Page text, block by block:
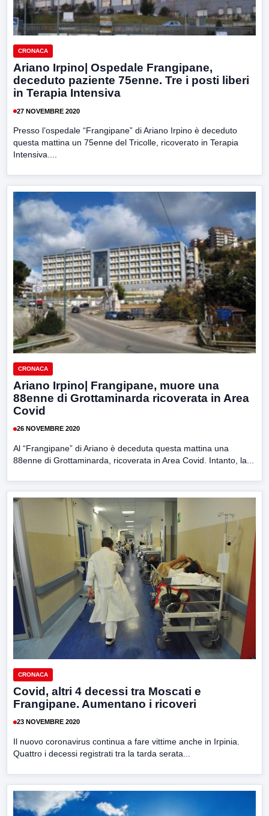
CRONACA
Ariano Irpino| Ospedale Frangipane,
deceduto paziente 75enne. Tre i posti liberi
in Terapia Intensiva
27 NOVEMBRE 2020
Presso l’ospedale “Frangipane” di Ariano Irpino è deceduto
questa mattina un 75enne del Tricolle, ricoverato in Terapia
Intensiva....
CRONACA
Ariano Irpino| Frangipane, muore una
88enne di Grottaminarda ricoverata in Area
Covid
26 NOVEMBRE 2020
Al “Frangipane” di Ariano è deceduta questa mattina una
88enne di Grottaminarda, ricoverata in Area Covid. Intanto, la...
CRONACA
Covid, altri 4 decessi tra Moscati e
Frangipane. Aumentano i ricoveri
23 NOVEMBRE 2020
Il nuovo coronavirus continua a fare vittime anche in Irpinia.
Quattro i decessi registrati tra la tarda serata...